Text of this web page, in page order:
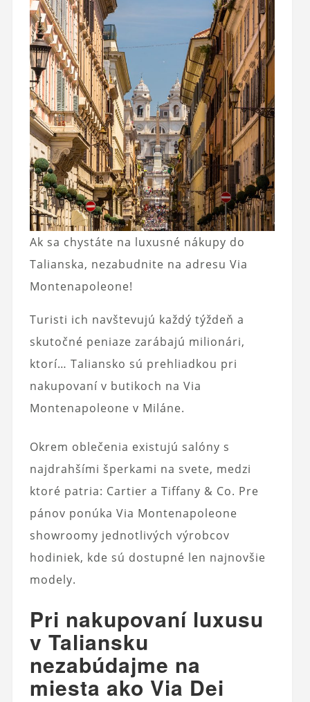
Ak sa chystáte na luxusné nákupy do
Talianska, nezabudnite na adresu Via
Montenapoleone!
Turisti ich navštevujú každý týždeň a
skutočné peniaze zarábajú milionári,
ktorí… Taliansko sú prehliadkou pri
nakupovaní v butikoch na Via
Montenapoleone v Miláne.
Okrem oblečenia existujú salóny s
najdrahšími šperkami na svete, medzi
ktoré patria: Cartier a Tiffany & Co. Pre
pánov ponúka Via Montenapoleone
showroomy jednotlivých výrobcov
hodiniek, kde sú dostupné len najnovšie
modely.
Pri nakupovaní luxusu
v Taliansku
nezabúdajme na
miesta ako Via Dei